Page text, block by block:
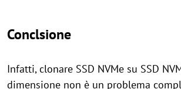
Conclsione
Infatti, clonare SSD NVMe su SSD
dimensione non è un problema